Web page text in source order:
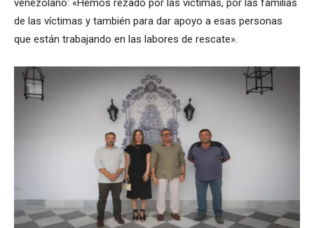
venezolano: «Hemos rezado por las víctimas, por las familias
de las víctimas y también para dar apoyo a esas personas
que están trabajando en las labores de rescate».